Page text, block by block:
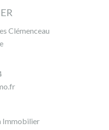
Clémenceau
Immobilier